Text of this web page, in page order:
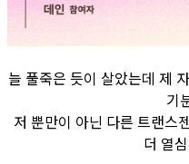
늘 풀죽은 듯이 살았는데 제
기
저 뿐만이 아닌 다른 트랜스
더 열